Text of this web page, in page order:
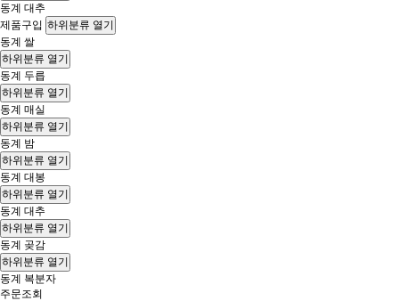
동계 대추
제품구입 하위분류 열기
동계 쌀
하위분류 열기
동계 두릅
하위분류 열기
동계 매실
하위분류 열기
동계 밤
하위분류 열기
동계 대봉
하위분류 열기
동계 대추
하위분류 열기
동계 곶감
하위분류 열기
동계 복분자
주문조회